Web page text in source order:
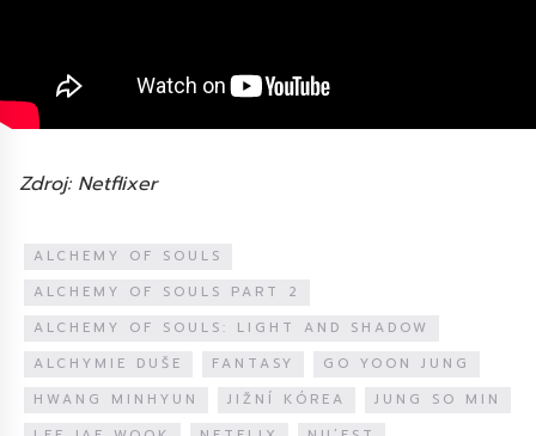
Zdroj: Netflixer
ALCHEMY OF SOULS
ALCHEMY OF SOULS PART 2
ALCHEMY OF SOULS: LIGHT AND SHADOW
ALCHYMIE DUŠE
FANTASY
GO YOON JUNG
HWANG MINHYUN
JIŽNÍ KÓREA
JUNG SO MIN